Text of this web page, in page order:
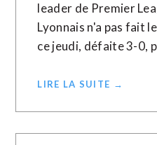
leader de Premier
Lyonnais n'a pas fait
ce jeudi, défaite 3-0,
LIRE LA SUITE →